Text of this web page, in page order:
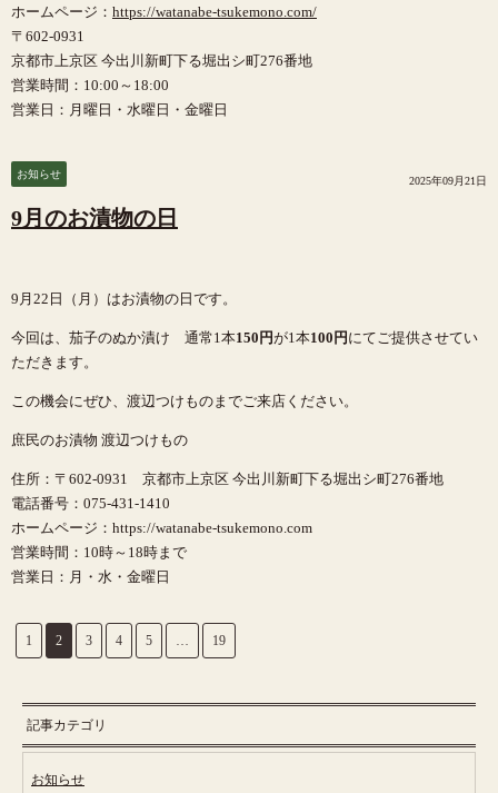
ホームページ： https://watanabe-tsukemono.com/
〒602-0931
京都市上京区 今出川新町下る堀出シ町276番地
営業時間：10:00～18:00
営業日：月曜日・水曜日・金曜日
お知らせ
2025年09月21日
9月のお漬物の日
9月22日（月）はお漬物の日です。
今回は、茄子のぬか漬け 通常1本150円が1本100円 にてご提供させてい
ただきます。
この機会にぜひ、渡辺つけものまでご来店ください。
庶民のお漬物 渡辺つけもの
住所：〒602-0931 京都市上京区 今出川新町下る堀出シ町276番地
電話番号：075-431-1410
ホームページ：https://watanabe-tsukemono.com
営業時間：10時～18時まで
営業日：月・水・金曜日
1 2 3 4 5 … 19
記事カテゴリ
お知らせ